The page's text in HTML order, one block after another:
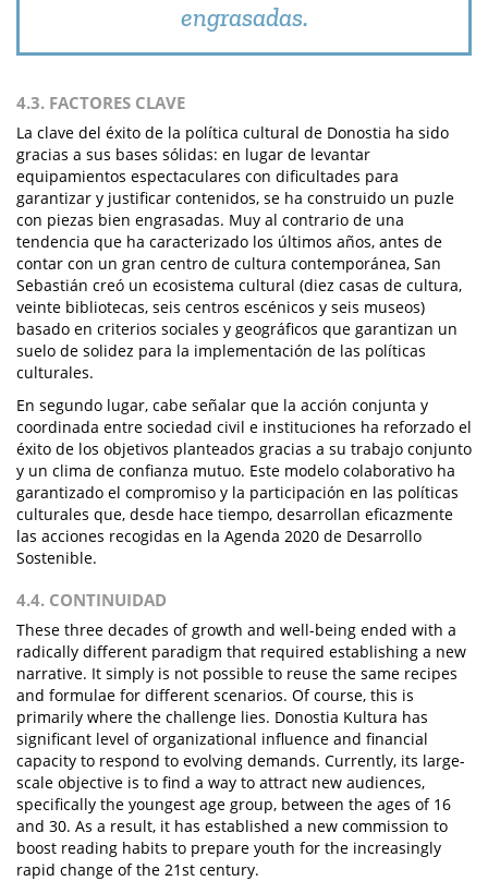
engrasadas.
4.3. FACTORES CLAVE
La clave del éxito de la política cultural de Donostia ha sido
gracias a sus bases sólidas: en lugar de levantar
equipamientos espectaculares con dificultades para
garantizar y justificar contenidos, se ha construido un puzle
con piezas bien engrasadas. Muy al contrario de una
tendencia que ha caracterizado los últimos años, antes de
contar con un gran centro de cultura contemporánea, San
Sebastián creó un ecosistema cultural (diez casas de cultura,
veinte bibliotecas, seis centros escénicos y seis museos)
basado en criterios sociales y geográficos que garantizan un
suelo de solidez para la implementación de las políticas
culturales.
En segundo lugar, cabe señalar que la acción conjunta y
coordinada entre sociedad civil e instituciones ha reforzado el
éxito de los objetivos planteados gracias a su trabajo conjunto
y un clima de confianza mutuo. Este modelo colaborativo ha
garantizado el compromiso y la participación en las políticas
culturales que, desde hace tiempo, desarrollan eficazmente
las acciones recogidas en la Agenda 2020 de Desarrollo
Sostenible.
4.4. CONTINUIDAD
These three decades of growth and well-being ended with a
radically different paradigm that required establishing a new
narrative. It simply is not possible to reuse the same recipes
and formulae for different scenarios. Of course, this is
primarily where the challenge lies. Donostia Kultura has
significant level of organizational influence and financial
capacity to respond to evolving demands. Currently, its large-
scale objective is to find a way to attract new audiences,
specifically the youngest age group, between the ages of 16
and 30. As a result, it has established a new commission to
boost reading habits to prepare youth for the increasingly
rapid change of the 21st century.